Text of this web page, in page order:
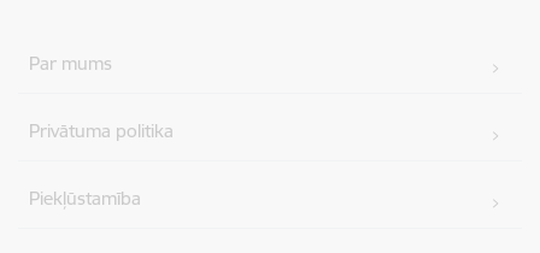
Par mums
Privātuma politika
Piekļūstamība